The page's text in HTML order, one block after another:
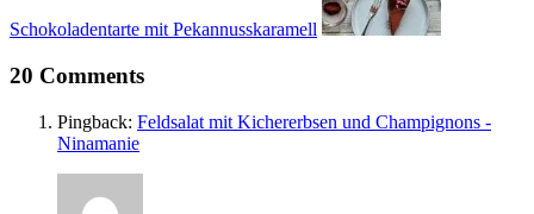
Schokoladentarte mit Pekannusskaramell
20 Comments
Pingback: Feldsalat mit Kichererbsen und Champignons -
Ninamanie